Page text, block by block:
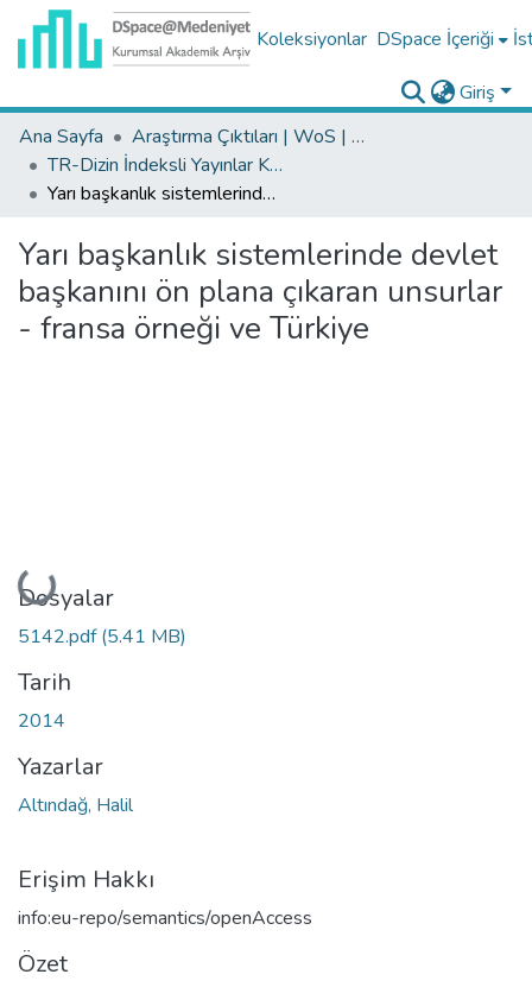
Koleksiyonlar DSpace İçeriği
Giriş
Ana Sayfa
Araştırma Çıktıları | WoS | Scopus | TR-Dizin | PubMed
TR-Dizin İndeksli Yayınlar Koleksiyonu
Yarı başkanlık sistemlerinde devlet başkanını ön plana çıkaran unsurlar - fransa örneği ve Türkiye
Yarı başkanlık sistemlerinde devlet
başkanını ön plana çıkaran unsurlar
- fransa örneği ve Türkiye
Yükleniyor...
Dosyalar
5142.pdf(5.41 MB)
Tarih
2014
Yazarlar
Altındağ, Halil
Erişim Hakkı
info:eu-repo/semantics/openAccess
Özet